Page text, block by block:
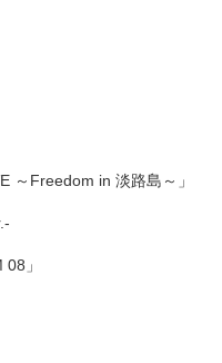
～Freedom in 淡路島～」
」